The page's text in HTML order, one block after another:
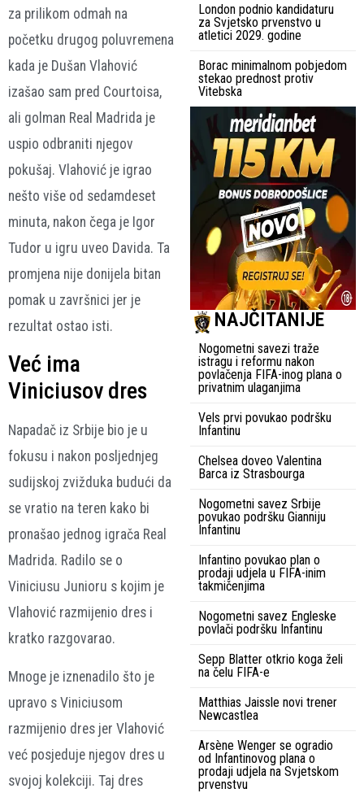
za prilikom odmah na
početku drugog poluvremena
kada je Dušan Vlahović
izašao sam pred Courtoisa,
ali golman Real Madrida je
uspio odbraniti njegov
pokušaj. Vlahović je igrao
nešto više od sedamdeset
minuta, nakon čega je Igor
Tudor u igru uveo Davida. Ta
promjena nije donijela bitan
pomak u završnici jer je
rezultat ostao isti.
Već ima
Viniciusov dres
Napadač iz Srbije bio je u
fokusu i nakon posljednjeg
sudijskoj zvižduka budući da
se vratio na teren kako bi
pronašao jednog igrača Real
Madrida. Radilo se o
Viniciusu Junioru s kojim je
Vlahović razmijenio dres i
kratko razgovarao.
Mnoge je iznenadilo što je
upravo s Viniciusom
razmijenio dres jer Vlahović
već posjeduje njegov dres u
svojoj kolekciji. Taj dres
London podnio kandidaturu
za Svjetsko prvenstvo u
atletici 2029. godine
Borac minimalnom pobjedom
stekao prednost protiv
Vitebska
NAJČITANIJE
Nogometni savezi traže
istragu i reformu nakon
povlačenja FIFA-inog plana o
privatnim ulaganjima
Vels prvi povukao podršku
Infantinu
Chelsea doveo Valentina
Barca iz Strasbourga
Nogometni savez Srbije
povukao podršku Gianniju
Infantinu
Infantino povukao plan o
prodaji udjela u FIFA-inim
takmičenjima
Nogometni savez Engleske
povlači podršku Infantinu
Sepp Blatter otkrio koga želi
na čelu FIFA-e
Matthias Jaissle novi trener
Newcastlea
Arsène Wenger se ogradio
od Infantinovog plana o
prodaji udjela na Svjetskom
prvenstvu